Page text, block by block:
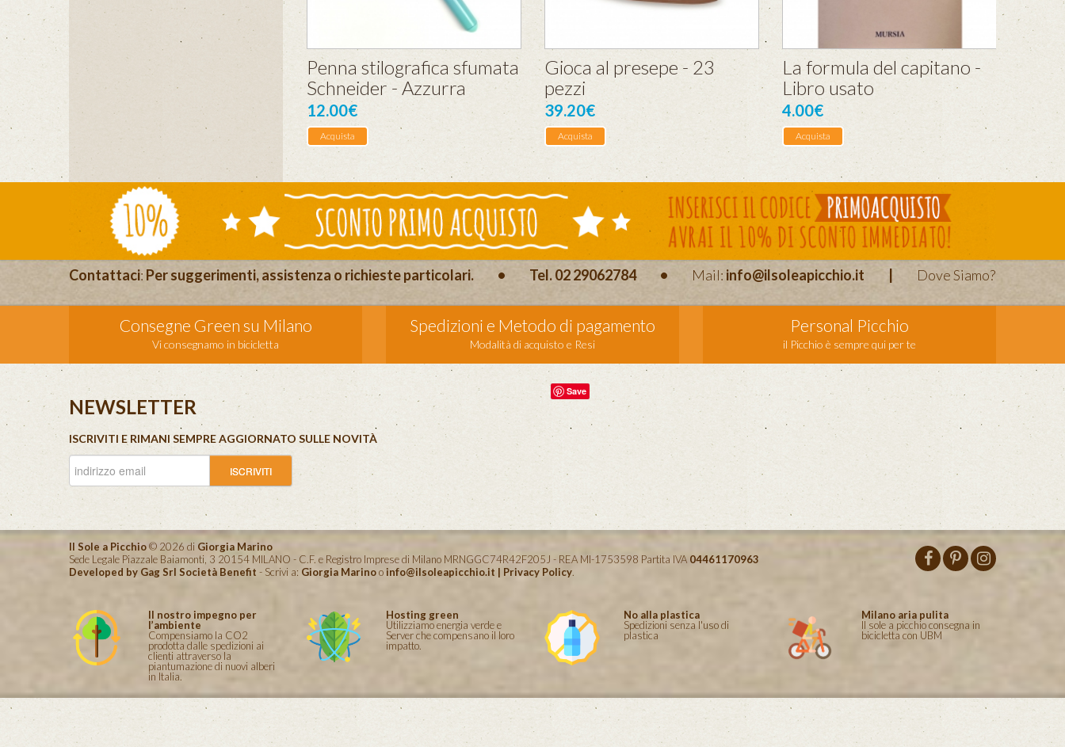
Penna stilografica sfumata
Schneider - Azzurra
12.00€
Acquista
Gioca al presepe - 23
pezzi
39.20€
Acquista
La formula del capitano -
Libro usato
4.00€
Acquista
Contattaci: Per suggerimenti, assistenza o richieste particolari. • Tel. 02 29062784 • Mail: info@ilsoleapicchio.it | Dove Siamo?
Consegne Green su Milano
Vi consegnamo in bicicletta
Spedizioni e Metodo di pagamento
Modalità di acquisto e Resi
Personal Picchio
il Picchio è sempre qui per te
NEWSLETTER
ISCRIVITI E RIMANI SEMPRE AGGIORNATO SULLE NOVITÀ
Save
Il Sole a Picchio© 2026 di Giorgia Marino
Sede Legale Piazzale Baiamonti, 3 20154 MILANO - C.F. e Registro Imprese di Milano MRNGGC74R42F205J - REA MI-1753598 Partita IVA 04461170963
Developed by Gag Srl Società Benefit - Scrivi a: Giorgia Marinooinfo@ilsoleapicchio.it | Privacy Policy.
Il nostro impegno per
l’ambiente
Compensiamo la CO2
prodotta dalle spedizioni ai
clienti attraverso la
piantumazione di nuovi alberi
in Italia.
Hosting green
Utilizziamo energia verde e
Server che compensano il loro
impatto.
No alla plastica
Spedizioni senza l'uso di
plastica
Milano aria pulita
Il sole a picchio consegna in
bicicletta con UBM